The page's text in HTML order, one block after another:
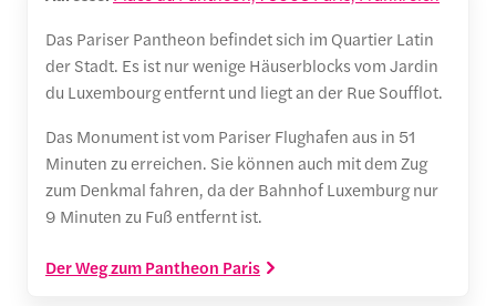
Das Pariser Pantheon befindet sich im Quartier Latin
der Stadt. Es ist nur wenige Häuserblocks vom Jardin
du Luxembourg entfernt und liegt an der Rue Soufflot.
Das Monument ist vom Pariser Flughafen aus in 51
Minuten zu erreichen. Sie können auch mit dem Zug
zum Denkmal fahren, da der Bahnhof Luxemburg nur
9 Minuten zu Fuß entfernt ist.
Der Weg zum Pantheon Paris